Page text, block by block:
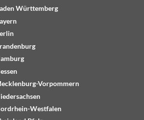
Württemberg
Vorpommern
Westfalen